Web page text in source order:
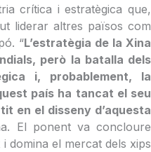
crítica i estratègica que,
liderar altres països com
“L’estratègia de la Xina
però la batalla dels
i, probablement, la
país ha tancat el seu
en el disseny d’aquesta
El ponent va concloure
domina el mercat dels xips